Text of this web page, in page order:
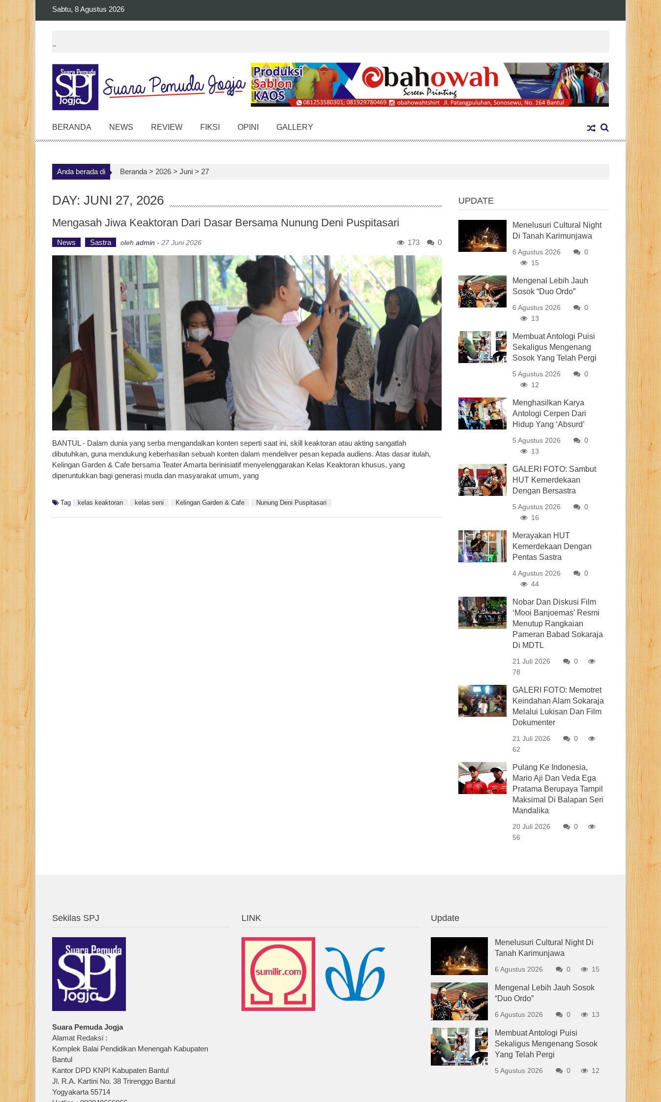
Sabtu, 8 Agustus 2026
BERANDA NEWS REVIEW FIKSI OPINI GALLERY
Anda berada di Beranda > 2026 > Juni > 27
DAY: JUNI 27, 2026
Mengasah Jiwa Keaktoran Dari Dasar Bersama Nunung Deni Puspitasari
News Sastra oleh admin - 27 Juni 2026 0
173
BANTUL - Dalam dunia yang serba mengandalkan konten seperti saat ini, skill keaktoran atau akting sangatlah
dibutuhkan, guna mendukung keberhasilan sebuah konten dalam mendeliver pesan kepada audiens. Atas dasar itulah,
Kelingan Garden & Cafe bersama Teater Amarta berinisiatif menyelenggarakan Kelas Keaktoran khusus, yang
diperuntukkan bagi generasi muda dan masyarakat umum, yang
Tag kelas keaktoran kelas seni Kelingan Garden & Cafe Nunung Deni Puspitasari
UPDATE
Menelusuri Cultural Night
Di Tanah Karimunjawa
6 Agustus 2026
0
15
Mengenal Lebih Jauh
Sosok “Duo Ordo”
6 Agustus 2026
0
13
Membuat Antologi Puisi
Sekaligus Mengenang
Sosok Yang Telah Pergi
5 Agustus 2026
0
12
Menghasilkan Karya
Antologi Cerpen Dari
Hidup Yang ‘Absurd’
5 Agustus 2026
0
13
GALERI FOTO: Sambut
HUT Kemerdekaan
Dengan Bersastra
5 Agustus 2026
0
16
Merayakan HUT
Kemerdekaan Dengan
Pentas Sastra
4 Agustus 2026
0
44
Nobar Dan Diskusi Film
‘Mooi Banjoemas’ Resmi
Menutup Rangkaian
Pameran Babad Sokaraja
Di MDTL
21 Juli 2026
0
78
GALERI FOTO: Memotret
Keindahan Alam Sokaraja
Melalui Lukisan Dan Film
Dokumenter
21 Juli 2026
0
62
Pulang Ke Indonesia,
Mario Aji Dan Veda Ega
Pratama Berupaya Tampil
Maksimal Di Balapan Seri
Mandalika
20 Juli 2026
0
56
Sekilas SPJ
Suara Pemuda Jogja
Alamat Redaksi :
Komplek Balai Pendidikan Menengah Kabupaten
Bantul
Kantor DPD KNPI Kabupaten Bantul
Jl. R.A. Kartini No. 38 Trirenggo Bantul
Yogyakarta 55714
LINK Update
Menelusuri Cultural Night Di
Tanah Karimunjawa
6 Agustus 2026 0 15
Mengenal Lebih Jauh Sosok
“Duo Ordo”
6 Agustus 2026 0 13
Membuat Antologi Puisi
Sekaligus Mengenang Sosok
Yang Telah Pergi
5 Agustus 2026 0 12